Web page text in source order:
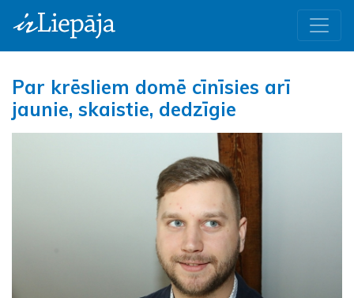
Par krēsliem domē cīnīsies arī
jaunie, skaistie, dedzīgie